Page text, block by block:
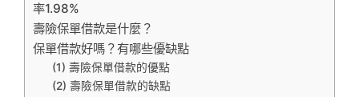
率1.98%
壽險保單借款是什麼？
保單借款好嗎？有哪些優缺點
(1) 壽險保單借款的優點
(2) 壽險保單借款的缺點